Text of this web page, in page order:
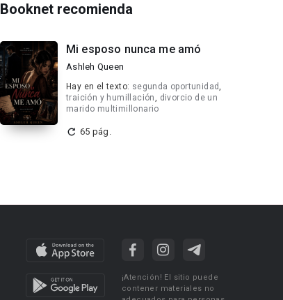
Booknet recomienda
Mi esposo nunca me amó
Ashleh Queen
Hay en el texto: segunda oportunidad,
traición y humillación, divorcio de un
marido multimillonario
65 pág.
¡Atención! El sitio puede
contener materiales no